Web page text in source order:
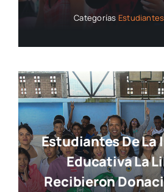
Categorías Estudiantes
Estudiantes De
Educativa La
Recibieron